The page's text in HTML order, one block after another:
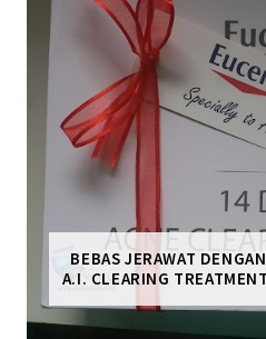
BEBAS JERAWAT
A.I. CLEARING